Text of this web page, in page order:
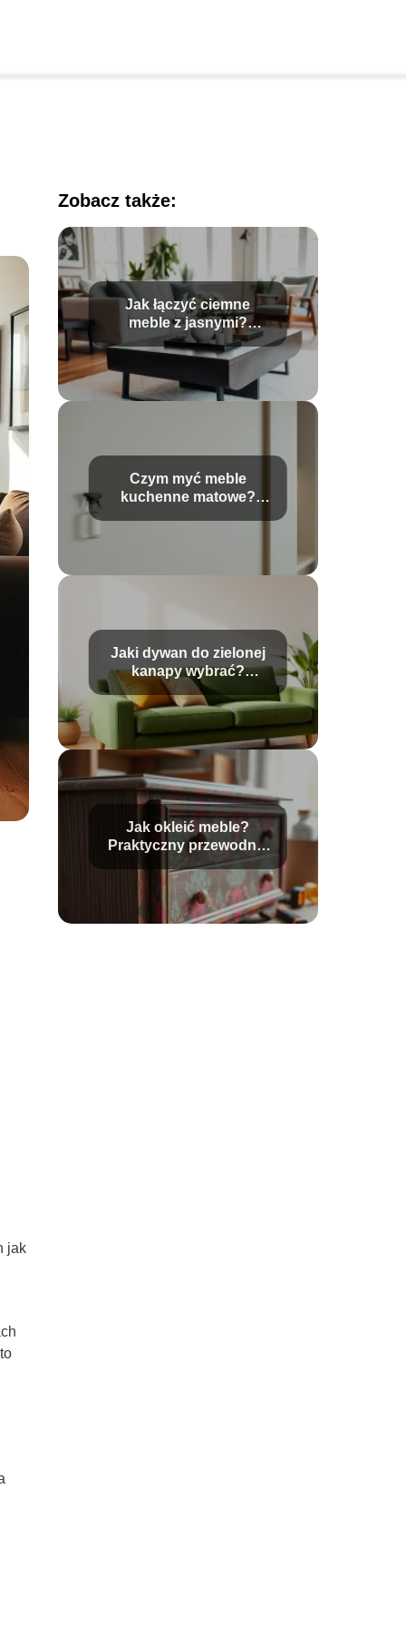
jak
Zobacz także:
Jak łączyć ciemne
meble z jasnymi?
Praktyczny poradnik
aranżacji
Czym myć meble
kuchenne matowe?
Jaki dywan do zielonej
kanapy wybrać?
Praktyczne porady i
inspiracje
Jak okleić meble?
Praktyczny przewodnik
krok po kroku